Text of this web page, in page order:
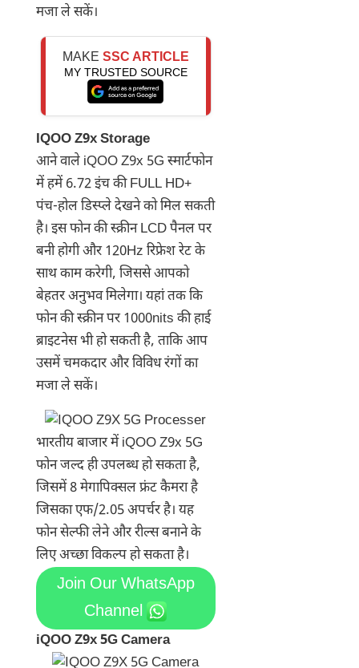
मजा ले सकें।
MAKE SSC ARTICLE
MY TRUSTED SOURCE
IQOO Z9x Storage
आने वाले iQOO Z9x 5G स्मार्टफोन
में हमें 6.72 इंच की FULL HD+
पंच-होल डिस्प्ले देखने को मिल सकती
है। इस फोन की स्क्रीन LCD पैनल पर
बनी होगी और 120Hz रिफ्रेश रेट के
साथ काम करेगी, जिससे आपको
बेहतर अनुभव मिलेगा। यहां तक कि
फोन की स्क्रीन पर 1000nits की हाई
ब्राइटनेस भी हो सकती है, ताकि आप
उसमें चमकदार और विविध रंगों का
मजा ले सकें।
भारतीय बाजार में iQOO Z9x 5G
फोन जल्द ही उपलब्ध हो सकता है,
जिसमें 8 मेगापिक्सल फ्रंट कैमरा है
जिसका एफ/2.05 अपर्चर है। यह
फोन सेल्फी लेने और रील्स बनाने के
लिए अच्छा विकल्प हो सकता है।
Join Our WhatsApp
Channel
iQOO Z9x 5G Camera